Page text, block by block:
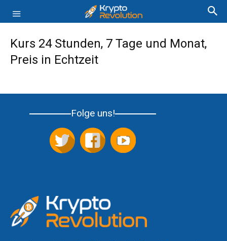
Kurs 24 Stunden, 7 Tage und Monat,
Preis in Echtzeit
Folge uns!